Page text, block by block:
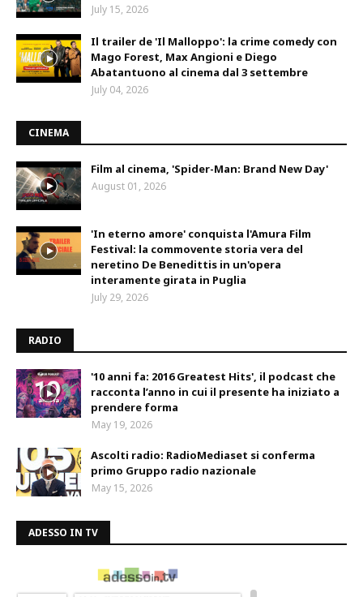
July 15, 2026
Il trailer de 'Il Malloppo': la crime comedy con
Mago Forest, Max Angioni e Diego
Abatantuono al cinema dal 3 settembre
July 04, 2026
CINEMA
Film al cinema, 'Spider-Man: Brand New Day'
August 01, 2026
'In eterno amore' conquista l'Amura Film
Festival: la commovente storia vera del
neretino De Benedittis in un'opera
interamente girata in Puglia
July 29, 2026
RADIO
'10 anni fa: 2016 Greatest Hits', il podcast che
racconta l’anno in cui il presente ha iniziato a
prendere forma
May 19, 2026
Ascolti radio: RadioMediaset si conferma
primo Gruppo radio nazionale
May 15, 2026
ADESSO IN TV